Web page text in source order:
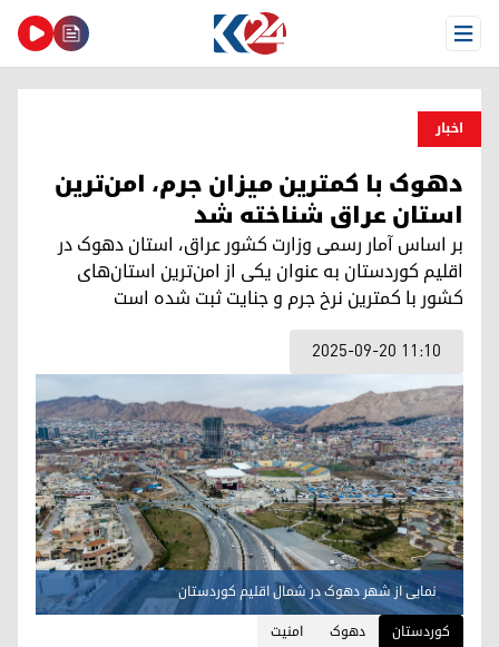
Open Menu
اخبار
دهوک با کمترین میزان جرم، امن‌ترین
استان عراق شناخته شد
بر اساس آمار رسمی وزارت کشور عراق، استان دهوک در
اقلیم کوردستان به عنوان یکی از امن‌ترین استان‌های
کشور با کمترین نرخ جرم و جنایت ثبت شده است
2025-09-20 11:10
نمایی از شهر دهوک در شمال اقلیم کوردستان
کوردستان
دهوک امنیت